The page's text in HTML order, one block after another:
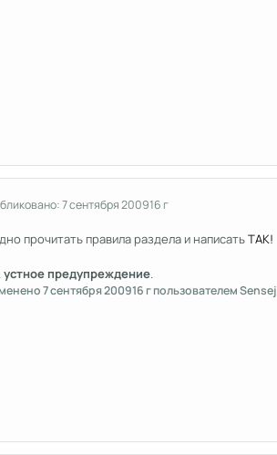
7 сентября 200916 г
прочитать правила раздела и написатьТАК!
устное предупреждение.
7 сентября 200916 гпользователем Sensej